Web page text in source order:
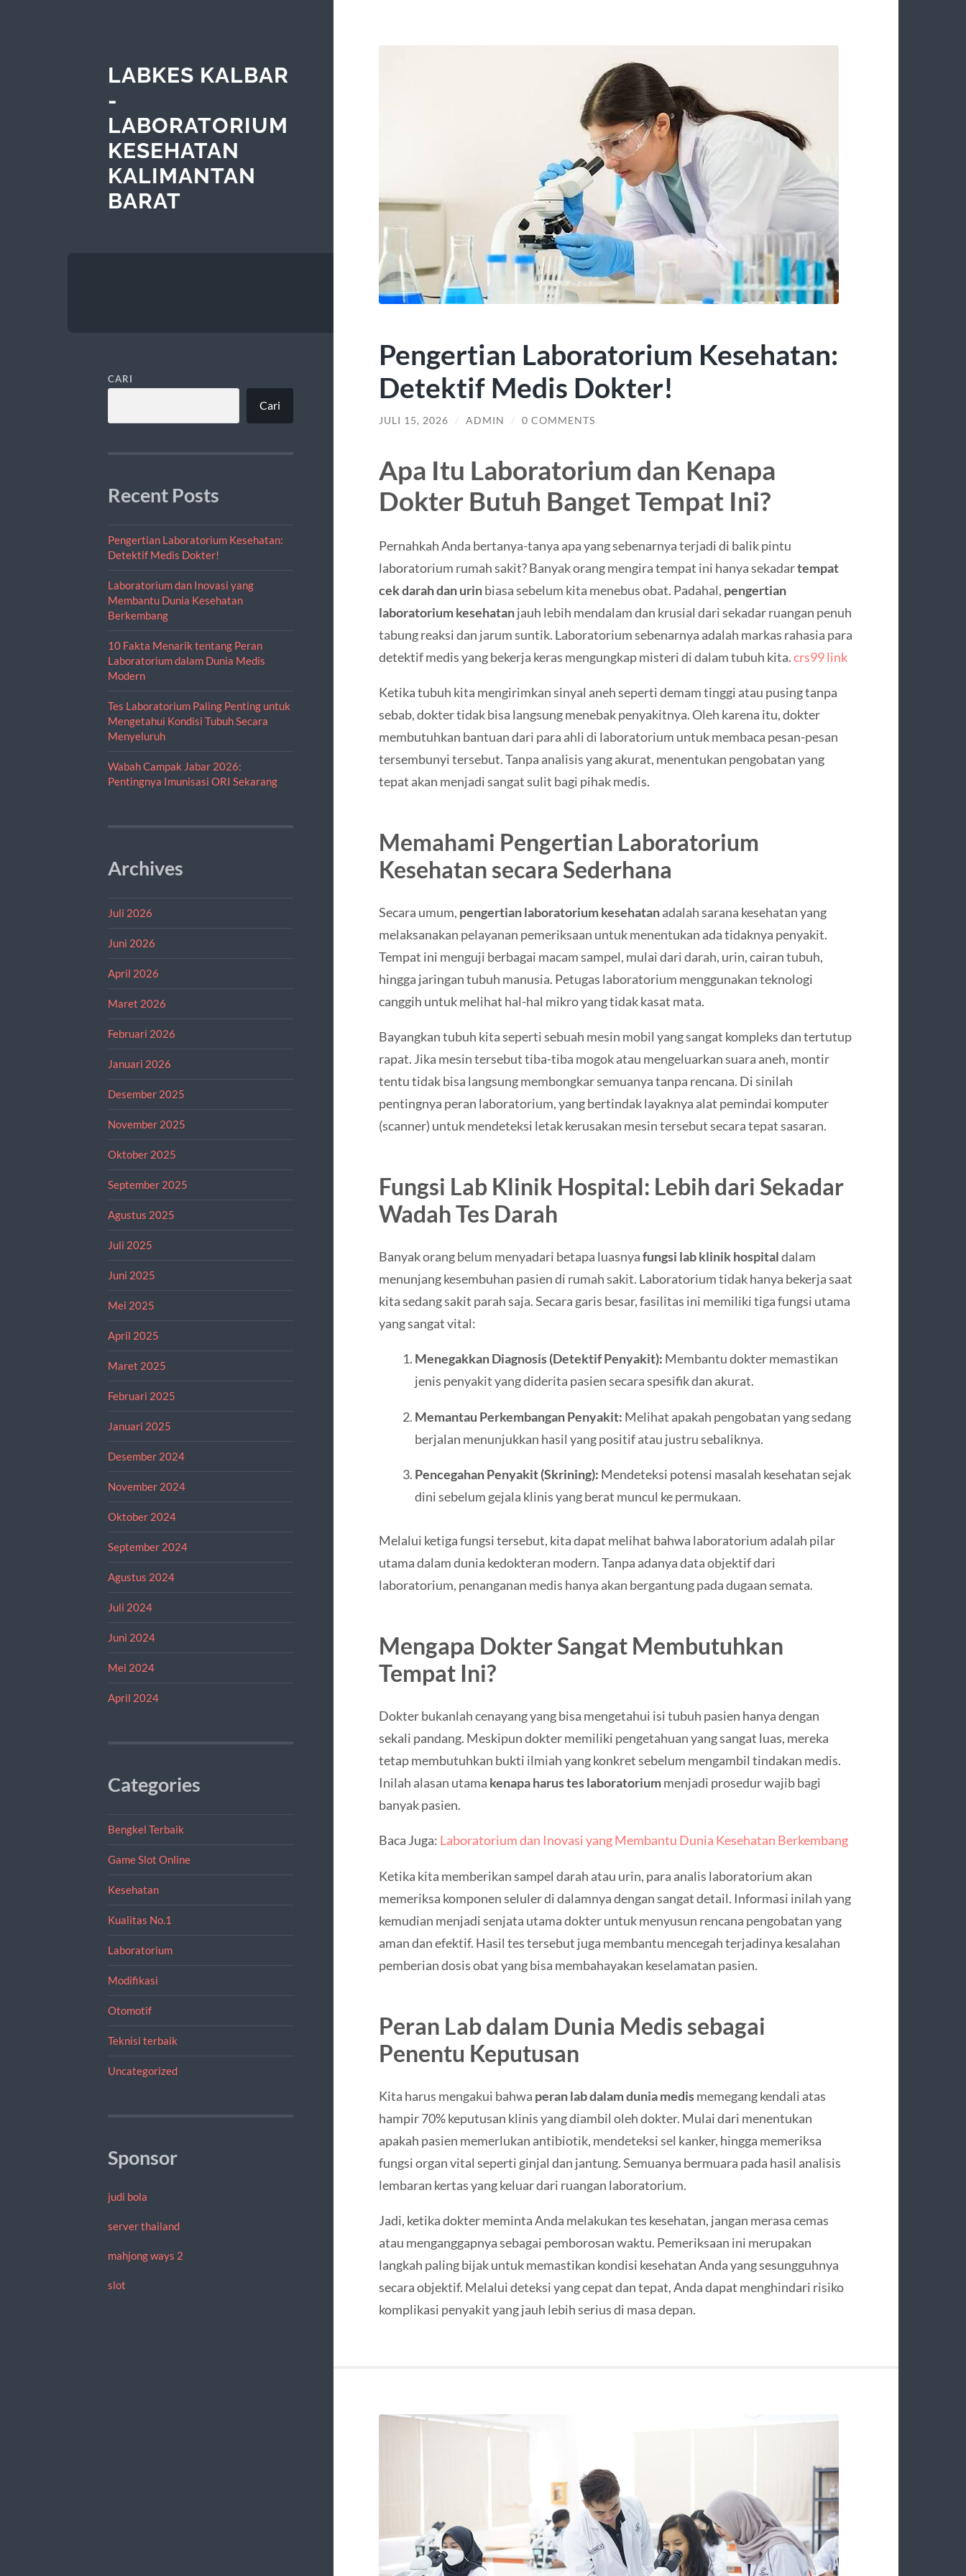
LABKES KALBAR
-
LABORATORIUM
KESEHATAN
KALIMANTAN
BARAT
CARI
Cari
Recent Posts
Pengertian Laboratorium Kesehatan:
Detektif Medis Dokter!
Laboratorium dan Inovasi yang
Membantu Dunia Kesehatan
Berkembang
10 Fakta Menarik tentang Peran
Laboratorium dalam Dunia Medis
Modern
Tes Laboratorium Paling Penting untuk
Mengetahui Kondisi Tubuh Secara
Menyeluruh
Wabah Campak Jabar 2026:
Pentingnya Imunisasi ORI Sekarang
Archives
Juli 2026
Juni 2026
April 2026
Maret 2026
Februari 2026
Januari 2026
Desember 2025
November 2025
Oktober 2025
September 2025
Agustus 2025
Juli 2025
Juni 2025
Mei 2025
April 2025
Maret 2025
Februari 2025
Januari 2025
Desember 2024
November 2024
Oktober 2024
September 2024
Agustus 2024
Juli 2024
Juni 2024
Mei 2024
April 2024
Categories
Bengkel Terbaik
Game Slot Online
Kesehatan
Kualitas No.1
Laboratorium
Modifikasi
Otomotif
Teknisi terbaik
Uncategorized
Sponsor
judi bola
server thailand
mahjong ways 2
slot
Pengertian Laboratorium Kesehatan:
Detektif Medis Dokter!
JULI 15, 2026 / ADMIN / 0 COMMENTS
Apa Itu Laboratorium dan Kenapa
Dokter Butuh Banget Tempat Ini?
Pernahkah Anda bertanya-tanya apa yang sebenarnya terjadi di balik pintu
laboratorium rumah sakit? Banyak orang mengira tempat ini hanya sekadartempat
cek darah dan urinbiasa sebelum kita menebus obat. Padahal, pengertian
laboratorium kesehatanjauh lebih mendalam dan krusial dari sekadar ruangan penuh
tabung reaksi dan jarum suntik. Laboratorium sebenarnya adalah markas rahasia para
detektif medis yang bekerja keras mengungkap misteri di dalam tubuh kita.crs99 link
Ketika tubuh kita mengirimkan sinyal aneh seperti demam tinggi atau pusing tanpa
sebab, dokter tidak bisa langsung menebak penyakitnya. Oleh karena itu, dokter
membutuhkan bantuan dari para ahli di laboratorium untuk membaca pesan-pesan
tersembunyi tersebut. Tanpa analisis yang akurat, menentukan pengobatan yang
tepat akan menjadi sangat sulit bagi pihak medis.
Memahami Pengertian Laboratorium
Kesehatan secara Sederhana
Secara umum, pengertian laboratorium kesehatanadalah sarana kesehatan yang
melaksanakan pelayanan pemeriksaan untuk menentukan ada tidaknya penyakit.
Tempat ini menguji berbagai macam sampel, mulai dari darah, urin, cairan tubuh,
hingga jaringan tubuh manusia. Petugas laboratorium menggunakan teknologi
canggih untuk melihat hal-hal mikro yang tidak kasat mata.
Bayangkan tubuh kita seperti sebuah mesin mobil yang sangat kompleks dan tertutup
rapat. Jika mesin tersebut tiba-tiba mogok atau mengeluarkan suara aneh, montir
tentu tidak bisa langsung membongkar semuanya tanpa rencana. Di sinilah
pentingnya peran laboratorium, yang bertindak layaknya alat pemindai komputer
(scanner) untuk mendeteksi letak kerusakan mesin tersebut secara tepat sasaran.
Fungsi Lab Klinik Hospital: Lebih dari Sekadar
Wadah Tes Darah
Banyak orang belum menyadari betapa luasnyafungsi lab klinik hospitaldalam
menunjang kesembuhan pasien di rumah sakit. Laboratorium tidak hanya bekerja saat
kita sedang sakit parah saja. Secara garis besar, fasilitas ini memiliki tiga fungsi utama
yang sangat vital:
Menegakkan Diagnosis (Detektif Penyakit): Membantu dokter memastikan
jenis penyakit yang diderita pasien secara spesifik dan akurat.
Memantau Perkembangan Penyakit: Melihat apakah pengobatan yang sedang
berjalan menunjukkan hasil yang positif atau justru sebaliknya.
Pencegahan Penyakit (Skrining): Mendeteksi potensi masalah kesehatan sejak
dini sebelum gejala klinis yang berat muncul ke permukaan.
Melalui ketiga fungsi tersebut, kita dapat melihat bahwa laboratorium adalah pilar
utama dalam dunia kedokteran modern. Tanpa adanya data objektif dari
laboratorium, penanganan medis hanya akan bergantung pada dugaan semata.
Mengapa Dokter Sangat Membutuhkan
Tempat Ini?
Dokter bukanlah cenayang yang bisa mengetahui isi tubuh pasien hanya dengan
sekali pandang. Meskipun dokter memiliki pengetahuan yang sangat luas, mereka
tetap membutuhkan bukti ilmiah yang konkret sebelum mengambil tindakan medis.
Inilah alasan utama kenapa harus tes laboratoriummenjadi prosedur wajib bagi
banyak pasien.
Baca Juga: Laboratorium dan Inovasi yang Membantu Dunia Kesehatan Berkembang
Ketika kita memberikan sampel darah atau urin, para analis laboratorium akan
memeriksa komponen seluler di dalamnya dengan sangat detail. Informasi inilah yang
kemudian menjadi senjata utama dokter untuk menyusun rencana pengobatan yang
aman dan efektif. Hasil tes tersebut juga membantu mencegah terjadinya kesalahan
pemberian dosis obat yang bisa membahayakan keselamatan pasien.
Peran Lab dalam Dunia Medis sebagai
Penentu Keputusan
Kita harus mengakui bahwa peran lab dalam dunia medismemegang kendali atas
hampir 70% keputusan klinis yang diambil oleh dokter. Mulai dari menentukan
apakah pasien memerlukan antibiotik, mendeteksi sel kanker, hingga memeriksa
fungsi organ vital seperti ginjal dan jantung. Semuanya bermuara pada hasil analisis
lembaran kertas yang keluar dari ruangan laboratorium.
Jadi, ketika dokter meminta Anda melakukan tes kesehatan, jangan merasa cemas
atau menganggapnya sebagai pemborosan waktu. Pemeriksaan ini merupakan
langkah paling bijak untuk memastikan kondisi kesehatan Anda yang sesungguhnya
secara objektif. Melalui deteksi yang cepat dan tepat, Anda dapat menghindari risiko
komplikasi penyakit yang jauh lebih serius di masa depan.